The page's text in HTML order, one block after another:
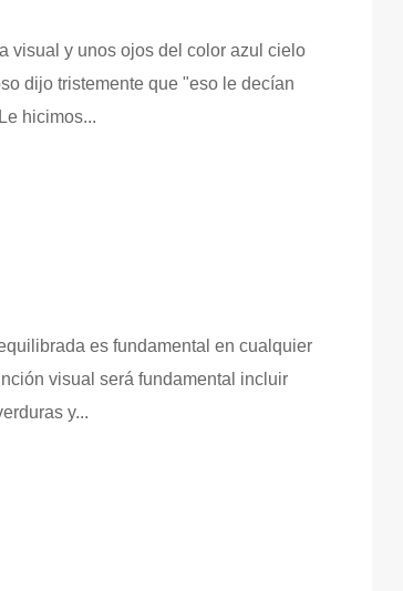
visual y unos ojos del color azul cielo
dijo tristemente que "eso le decían
hicimos...
es fundamental en cualquier
visual será fundamental incluir
y...